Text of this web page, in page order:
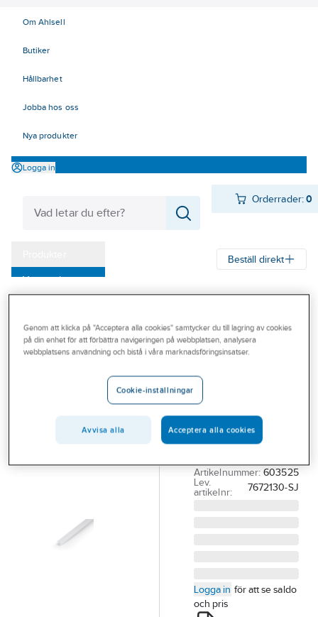
Om Ahlsell
Butiker
Hållbarhet
Jobba hos oss
Nya produkter
Logga in
Orderrader:0
Varumärken
Outlet
Branscher
Beställ direkt
DURI
HÖRNLIST 30X30
MM VIT PLAST
SJÄLVHÄFTANDE
Artikelnummer: 603525
Lev.
artikelnr:
7672130-SJ
Logga in för att se saldo
och pris
Genom att klicka på "Acceptera alla cookies" samtycker du till lagring av cookies
på din enhet för att förbättra navigeringen på webbplatsen, analysera
webbplatsens användning och bistå i våra marknadsföringsinsatser.
Cookie-inställningar
Avvisa alla Acceptera alla cookies